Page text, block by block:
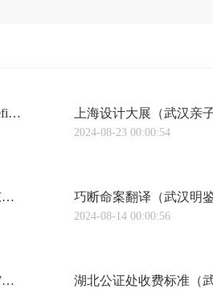
超市线上批发平台有哪些品牌（武汉亲子鉴定undefined谁是最大的线上超市，天猫和京东又打成了口水战｜钛晨报）
2024-08-23 00:00:54
广州南天鉴定司法中心（武汉明鉴亲子鉴定《广东南天司法鉴定实录》第2期“真假孙子”之谜） 巧断命案翻译（武汉明
2024-08-14 00:00:56
过年团聚说说（武汉咸宁亲子鉴定新年的团聚：27年在路上的父亲，终于找到儿子）